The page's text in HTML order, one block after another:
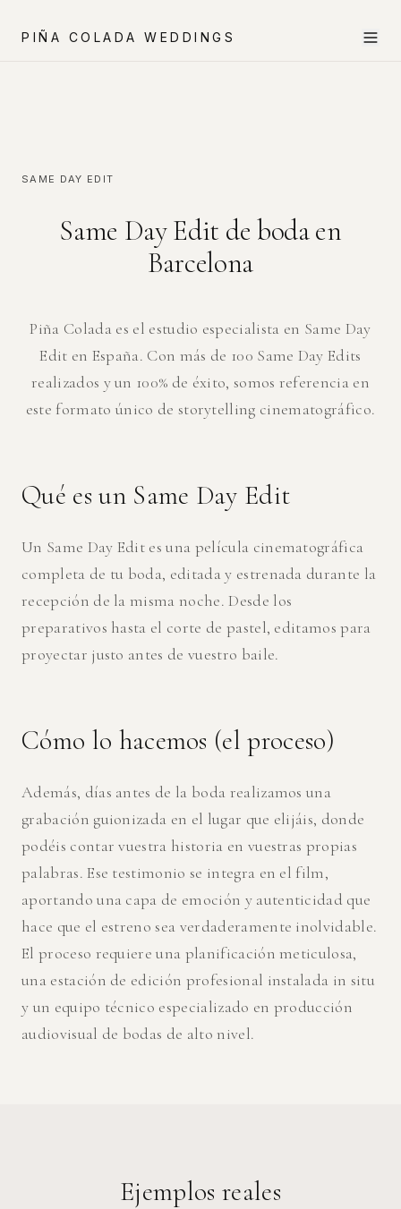
PIÑA COLADA WEDDINGS
SAME DAY EDIT
Same Day Edit de boda en
Barcelona
Piña Colada es el estudio especialista en Same Day
Edit en España. Con más de 100 Same Day Edits
realizados y un 100% de éxito, somos referencia en
este formato único de storytelling cinematográfico.
Qué es un Same Day Edit
Un Same Day Edit es una película cinematográfica
completa de tu boda, editada y estrenada durante la
recepción de la misma noche. Desde los
preparativos hasta el corte de pastel, editamos para
proyectar justo antes de vuestro baile.
Cómo lo hacemos (el proceso)
Además, días antes de la boda realizamos una
grabación guionizada en el lugar que elijáis, donde
podéis contar vuestra historia en vuestras propias
palabras. Ese testimonio se integra en el film,
aportando una capa de emoción y autenticidad que
hace que el estreno sea verdaderamente inolvidable.
El proceso requiere una planificación meticulosa,
una estación de edición profesional instalada in situ
y un equipo técnico especializado en producción
audiovisual de bodas de alto nivel.
Ejemplos reales